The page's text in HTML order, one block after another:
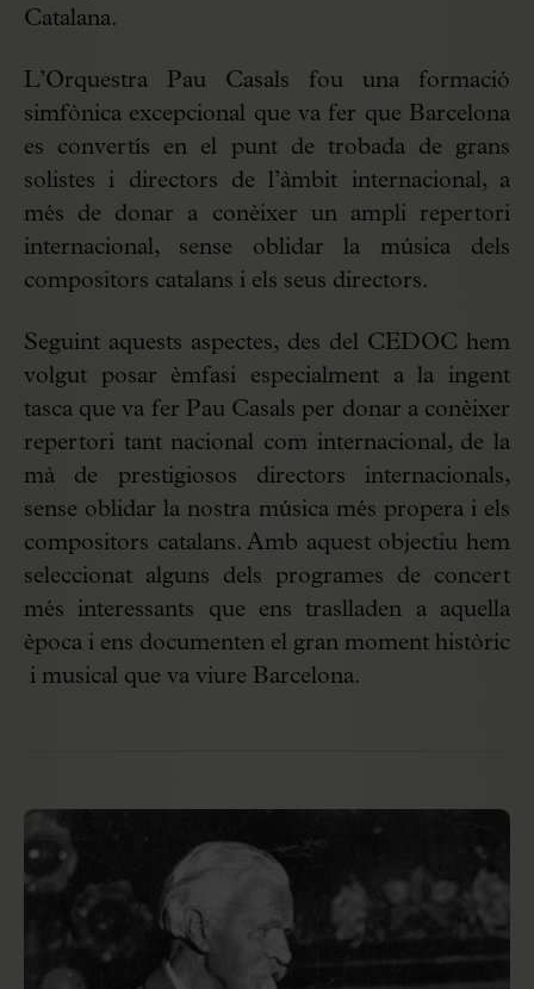
Catalana.
L’Orquestra Pau Casals fou una formació
simfònica excepcional que va fer que Barcelona
es convertís en el punt de trobada de grans
solistes i directors de l’àmbit internacional, a
més de donar a conèixer un ampli repertori
internacional, sense oblidar la música dels
compositors catalans i els seus directors.
Seguint aquests aspectes, des del CEDOC hem
volgut posar èmfasi especialment a la ingent
tasca que va fer Pau Casals per donar a conèixer
repertori tant nacional com internacional, de la
mà de prestigiosos directors internacionals,
sense oblidar la nostra música més propera i els
compositors catalans. Amb aquest objectiu hem
seleccionat alguns dels programes de concert
més interessants que ens traslladen a aquella
època i ens documenten el gran moment històric
i musical que va viure Barcelona.